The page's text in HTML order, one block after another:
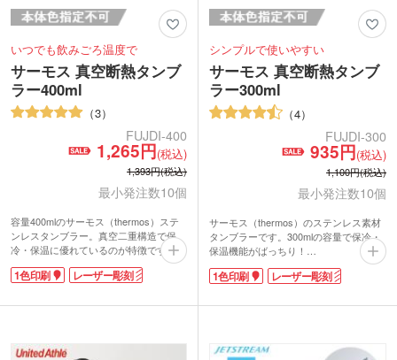
いつでも飲みごろ温度で
サーモス 真空断熱タンブ
ラー400ml
3
FUJDI-400
1,265円(税込)
1,393円(税込)
最小発注数10個
容量400mlのサーモス（thermos）ステ
ンレスタンブラー。真空二重構造で保
冷・保温に優れているのが特徴です。
名入れが可能なサーモス 真空断熱タン
ブラー400mlは記念品として人気。シン
ンが映えます。会社のロゴをプリントし
1色印刷 レーザー彫刻
シンプルで使いやすい
サーモス 真空断熱タンブ
ラー300ml
4
FUJDI-300
935円(税込)
1,100円(税込)
最小発注数10個
サーモス（thermos）のステンレス素材
タンブラーです。300mlの容量で保冷・
保温機能がばっちり！
サーモス 真空断熱タンブラー300mlは名
入れ印刷が可能です。イラストやロゴを
ラーを作成できます。高級感を持たせた
1色印刷 レーザー彫刻